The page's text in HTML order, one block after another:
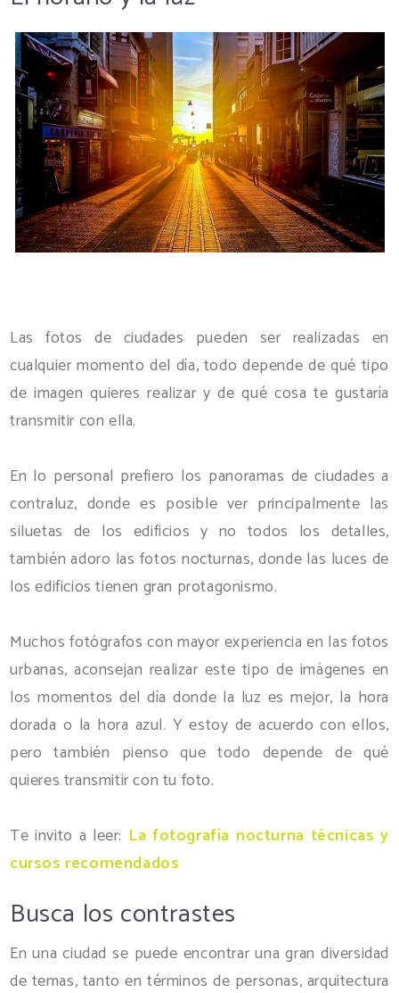
Las fotos de ciudades pueden ser realizadas en
cualquier momento del día, todo depende de qué tipo
de imagen quieres realizar y de qué cosa te gustaría
transmitir con ella.
En lo personal prefiero los panoramas de ciudades a
contraluz, donde es posible ver principalmente las
siluetas de los edificios y no todos los detalles,
también adoro las fotos nocturnas, donde las luces de
los edificios tienen gran protagonismo.
Muchos fotógrafos con mayor experiencia en las fotos
urbanas, aconsejan realizar este tipo de imágenes en
los momentos del día donde la luz es mejor, la hora
dorada o la hora azul. Y estoy de acuerdo con ellos,
pero también pienso que todo depende de qué
quieres transmitir con tu foto.
Te invito a leer: La fotografía nocturna técnicas y
cursos recomendados
Busca los contrastes
En una ciudad se puede encontrar una gran diversidad
de temas, tanto en términos de personas, arquitectura